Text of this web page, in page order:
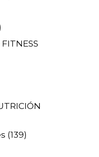
(139)